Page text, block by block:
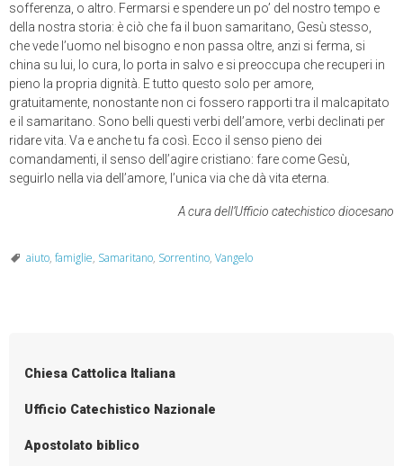
sofferenza, o altro. Fermarsi e spendere un po’ del nostro tempo e
della nostra storia: è ciò che fa il buon samaritano, Gesù stesso,
che vede l’uomo nel bisogno e non passa oltre, anzi si ferma, si
china su lui, lo cura, lo porta in salvo e si preoccupa che recuperi in
pieno la propria dignità. E tutto questo solo per amore,
gratuitamente, nonostante non ci fossero rapporti tra il malcapitato
e il samaritano. Sono belli questi verbi dell’amore, verbi declinati per
ridare vita. Va e anche tu fa così. Ecco il senso pieno dei
comandamenti, il senso dell’agire cristiano: fare come Gesù,
seguirlo nella via dell’amore, l’unica via che dà vita eterna.
A cura dell’Ufficio catechistico diocesano
aiuto, famiglie, Samaritano, Sorrentino, Vangelo
Chiesa Cattolica Italiana
Ufficio Catechistico Nazionale
Apostolato biblico